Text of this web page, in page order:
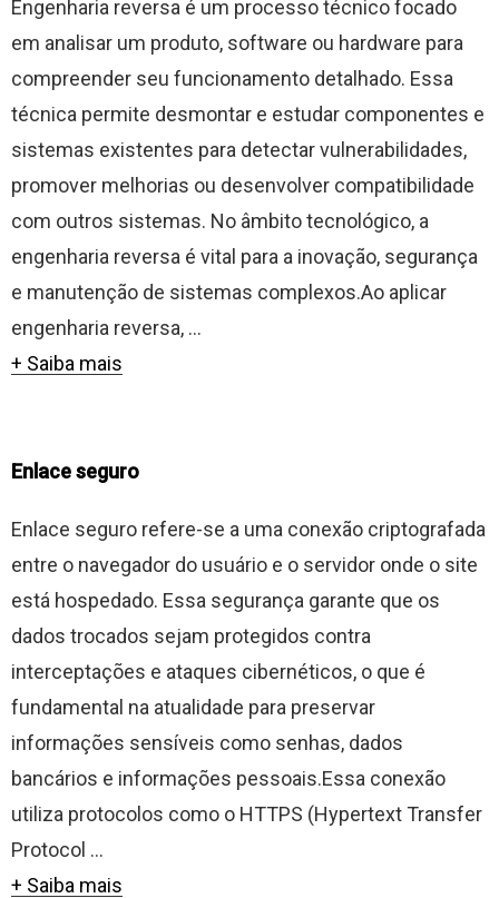
Engenharia reversa é um processo técnico focado
em analisar um produto, software ou hardware para
compreender seu funcionamento detalhado. Essa
técnica permite desmontar e estudar componentes e
sistemas existentes para detectar vulnerabilidades,
promover melhorias ou desenvolver compatibilidade
com outros sistemas. No âmbito tecnológico, a
engenharia reversa é vital para a inovação, segurança
e manutenção de sistemas complexos.Ao aplicar
engenharia reversa, ...
+ Saiba mais
Enlace seguro
Enlace seguro refere-se a uma conexão criptografada
entre o navegador do usuário e o servidor onde o site
está hospedado. Essa segurança garante que os
dados trocados sejam protegidos contra
interceptações e ataques cibernéticos, o que é
fundamental na atualidade para preservar
informações sensíveis como senhas, dados
bancários e informações pessoais.Essa conexão
utiliza protocolos como o HTTPS (Hypertext Transfer
Protocol ...
+ Saiba mais